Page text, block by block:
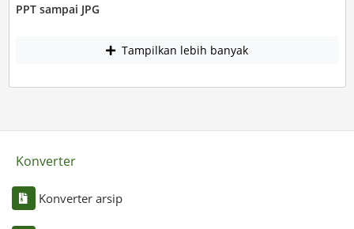
PPT sampai JPG
Tampilkan lebih banyak
Konverter
Konverter arsip